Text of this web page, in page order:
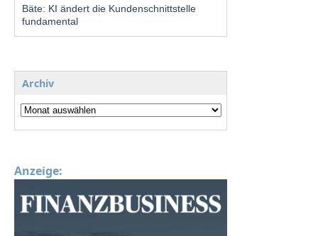
Bäte: KI ändert die Kundenschnittstelle
fundamental
Archiv
Anzeige: